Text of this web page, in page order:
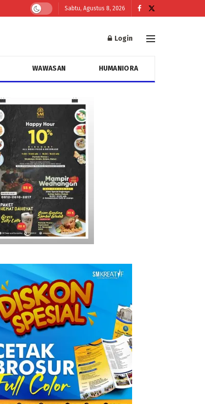
Sabtu, Agustus 8, 2026
Login
WAWASAN HUMANIORA